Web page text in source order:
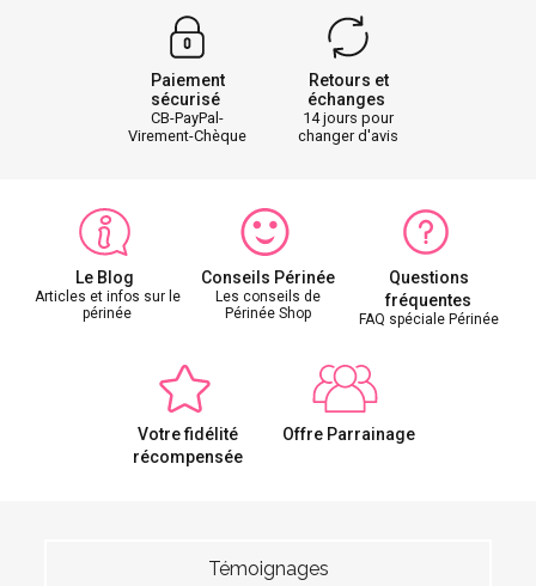
Paiement
sécurisé
CB-PayPal-
Virement-Chèque
Retours et
échanges
14 jours pour
changer d'avis
Le Blog
Articles et infos sur le
périnée
Conseils Périnée
Les conseils de
Périnée Shop
Questions
fréquentes
FAQ spéciale Périnée
Votre fidélité
récompensée
Offre Parrainage
Témoignages